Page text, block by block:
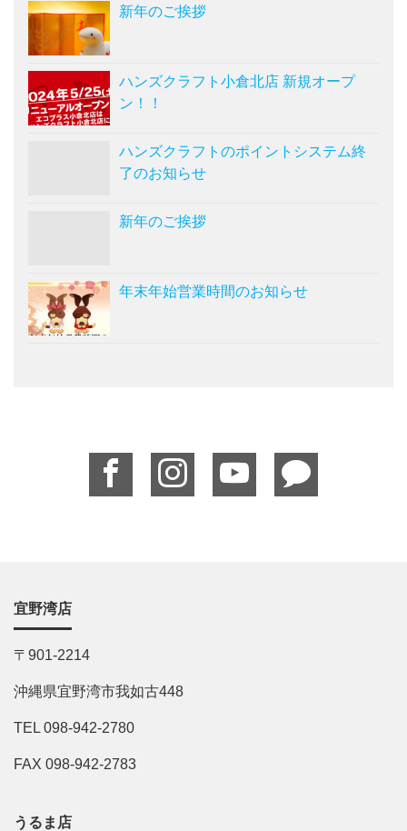
新年のご挨拶
ハンズクラフト小倉北店 新規オープ
ン！！
ハンズクラフトのポイントシステム終
了のお知らせ
新年のご挨拶
年末年始営業時間のお知らせ
宜野湾店
〒901-2214
沖縄県宜野湾市我如古448
TEL 098-942-2780
FAX 098-942-2783
うるま店